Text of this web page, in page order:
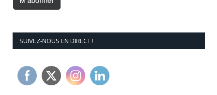
SUIVEZ-NOUS EN DIRECT !